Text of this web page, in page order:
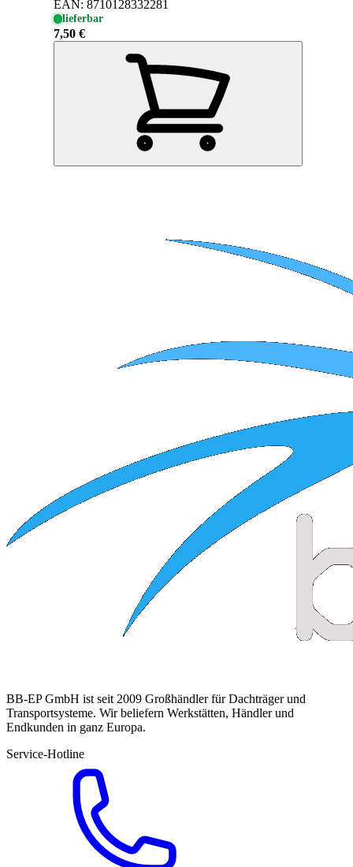
EAN: 8710128332281
lieferbar
7,50 €
BB-EP GmbH ist seit 2009 Großhändler für Dachträger und
Transportsysteme. Wir beliefern Werkstätten, Händler und
Endkunden in ganz Europa.
Service-Hotline